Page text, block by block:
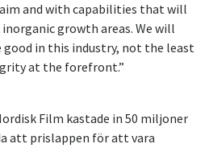
and with capabilities that will
growth areas. We will
good in this industry, not the least
at the forefront.”
Film kastade in 50 miljoner
att prislappen för att vara